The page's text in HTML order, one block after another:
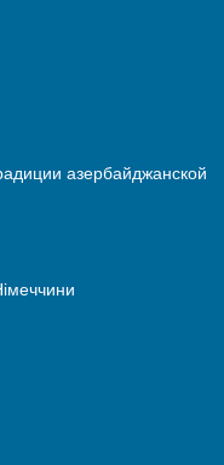
азербайджанской